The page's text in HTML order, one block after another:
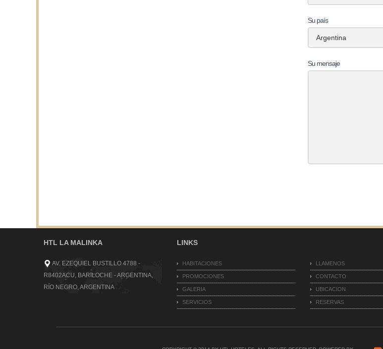
Su país
Su mensaje
HTL LA MALINKA
AV. EZEQUIEL BUSTILLO 4788 -
R8402ACU, BARILOCHE - ARGENTINA,
RÍO NEGRO, ARGENTINA
LINKS
HABITACIONES
PROMOCIONES
GALERIA
SERVICIOS
LLAMENOS
CONTACTO
UBICACION
RESERVAS